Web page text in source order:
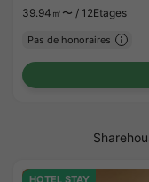
39.94㎡〜 / 12Etages
Pas de honoraires
HOTEL STAY